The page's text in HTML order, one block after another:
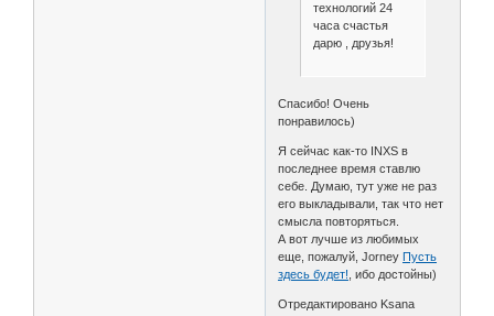
технологий 24
часа счастья
дарю , друзья!
Спасибо! Очень
понравилось)
Я сейчас как-то INXS в
последнее время ставлю
себе. Думаю, тут уже не раз
его выкладывали, так что нет
смысла повторяться.
А вот лучше из любимых
еще, пожалуй, JorneyПусть
здесь будет! , ибо достойны)
Отредактировано Ksana